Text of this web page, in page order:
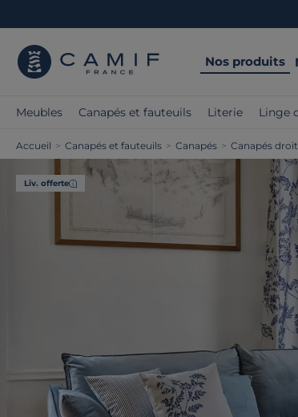
Nos produits
Meubles Canapés et fauteuils Literie Linge
Accueil > Canapés et fauteuils > Canapés > Canapés
Liv. offerte